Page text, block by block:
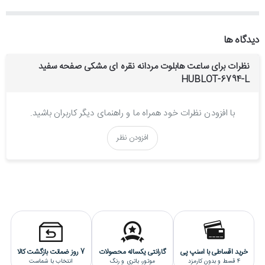
کرنوگراف ساعت دو عدد دکمه فشاری در بالا و پایین پیچ تنظیم ساعت
پایینی ریستارت کرنوگراف است که با زدن آن کرنوگراف به حالت صفر بر
میگردد.
ست می شود.
جنس بند و بدنه ساعت هوبلو
موتور ساعت هوبلو
دیدگاه ها
نظرات برای ساعت هابلوت مردانه نقره ای مشکی صفحه سفید
HUBLOT-6794-L
با افزودن نظرات خود همراه ما و راهنمای دیگر کاربران باشید.
افزودن نظر
خرید اقساطی با اسنپ پی
4 قسط و بدون کارمزد
گارانتی یکساله محصولات
موتور، باتری و رنگ
7 روز ضمانت بازگشت کالا
انتخاب با شماست